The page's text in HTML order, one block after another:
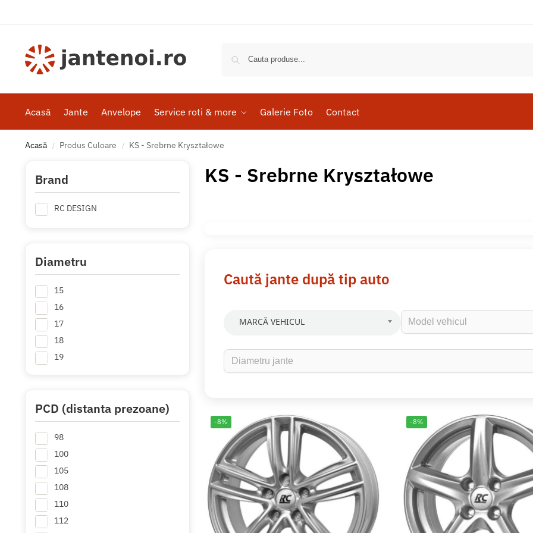
Acasă Jante Anvelope Service roti & more Galerie Foto Contact
Acasă / Produs Culoare / KS - Srebrne Kryształowe
KS - Srebrne Kryształowe
Caută jante după tip auto
MARCĂ VEHICUL
-8% -8%
Brand
RC DESIGN
Diametru
15
16
17
18
19
PCD (distanta prezoane)
98
100
105
108
110
112